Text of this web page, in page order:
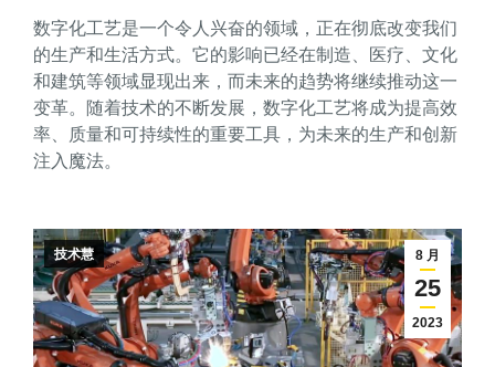
数字化工艺是一个令人兴奋的领域，正在彻底改变我们
的生产和生活方式。它的影响已经在制造、医疗、文化
和建筑等领域显现出来，而未来的趋势将继续推动这一
变革。随着技术的不断发展，数字化工艺将成为提高效
率、质量和可持续性的重要工具，为未来的生产和创新
注入魔法。
8 月
25
2023
技术慧